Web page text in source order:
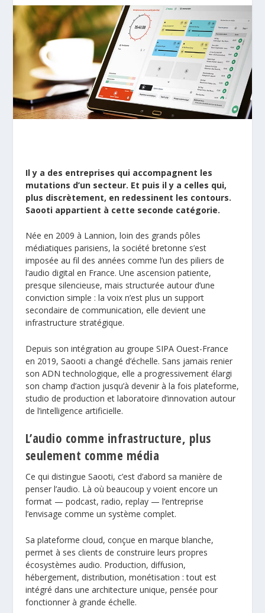
Il y a des entreprises qui accompagnent les
mutations d’un secteur. Et puis il y a celles qui,
plus discrètement, en redessinent les contours.
Saooti appartient à cette seconde catégorie.
Née en 2009 à Lannion, loin des grands pôles
médiatiques parisiens, la société bretonne s’est
imposée au fil des années comme l’un des piliers de
l’audio digital en France. Une ascension patiente,
presque silencieuse, mais structurée autour d’une
conviction simple : la voix n’est plus un support
secondaire de communication, elle devient une
infrastructure stratégique.
Depuis son intégration au groupe SIPA Ouest-France
en 2019, Saooti a changé d’échelle. Sans jamais renier
son ADN technologique, elle a progressivement élargi
son champ d’action jusqu’à devenir à la fois plateforme,
studio de production et laboratoire d’innovation autour
de l’intelligence artificielle.
L’audio comme infrastructure, plus
seulement comme média
Ce qui distingue Saooti, c’est d’abord sa manière de
penser l’audio. Là où beaucoup y voient encore un
format — podcast, radio, replay — l’entreprise
l’envisage comme un système complet.
Sa plateforme cloud, conçue en marque blanche,
permet à ses clients de construire leurs propres
écosystèmes audio. Production, diffusion,
hébergement, distribution, monétisation : tout est
intégré dans une architecture unique, pensée pour
fonctionner à grande échelle.